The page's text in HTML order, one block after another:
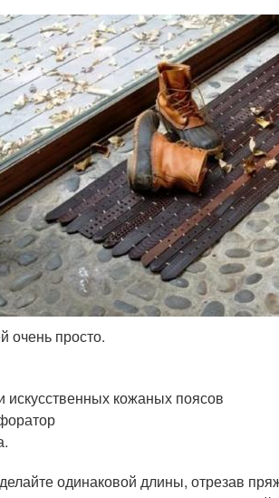
очень просто.
искусственных кожаных поясов
одинаковой длины, отрезав